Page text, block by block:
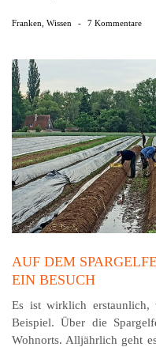
Franken Wissen - 7 Kommentare
AUF DEM
EIN BESUCH
Es ist wirklich
Beispiel. Über die
Wohnorts. Alljährlich geht